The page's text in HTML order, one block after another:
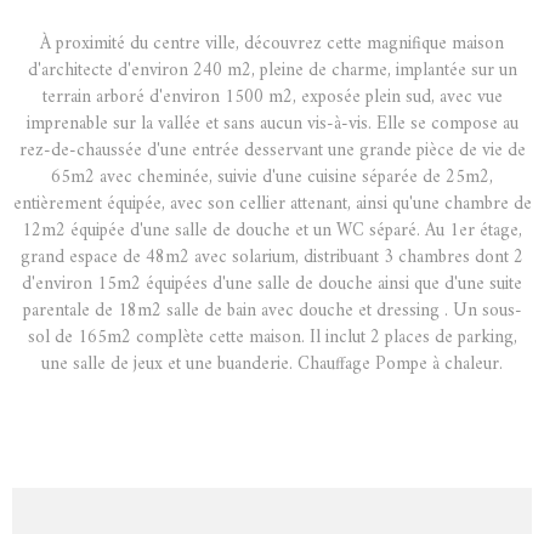
À proximité du centre ville, découvrez cette magnifique maison
d'architecte d'environ 240 m2, pleine de charme, implantée sur un
terrain arboré d'environ 1500 m2, exposée plein sud, avec vue
imprenable sur la vallée et sans aucun vis-à-vis. Elle se compose au
rez-de-chaussée d'une entrée desservant une grande pièce de vie de
65m2 avec cheminée, suivie d'une cuisine séparée de 25m2,
entièrement équipée, avec son cellier attenant, ainsi qu'une chambre de
12m2 équipée d'une salle de douche et un WC séparé. Au 1er étage,
grand espace de 48m2 avec solarium, distribuant 3 chambres dont 2
d'environ 15m2 équipées d'une salle de douche ainsi que d'une suite
parentale de 18m2 salle de bain avec douche et dressing . Un sous-
sol de 165m2 complète cette maison. Il inclut 2 places de parking,
une salle de jeux et une buanderie. Chauffage Pompe à chaleur.